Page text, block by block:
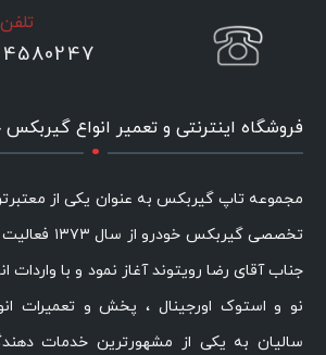
فروشگاه اینترنتی و تعمیر انواع
.
مجموعه تاپ گیربکس به عنوان یکی از
تخصصی گیربکس
جناب آقای رضا رویتوند آغاز نمود و با واردات
نو و استوک اورجینال ، پخش و تعمیرات
سالیان به یکی از مشهورترین خدمات